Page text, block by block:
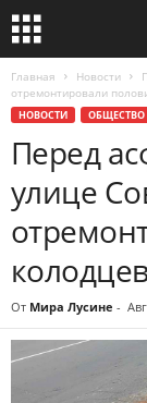
Главная Новости
отремонтировали
НОВОСТИ ОБЩЕСТВО
Перед
улице
колодцев
От Мира Лусине -